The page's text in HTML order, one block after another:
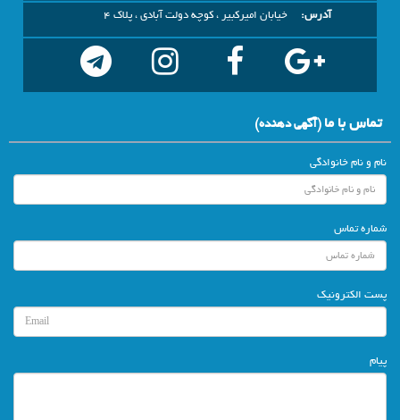
آدرس:
خیابان امیرکبیر ، کوچه دولت آبادی ، پلاک 4
تماس با ما(آگهي دهنده)
نام و نام خانوادگی
شماره تماس
پست الکترونیک
پیام